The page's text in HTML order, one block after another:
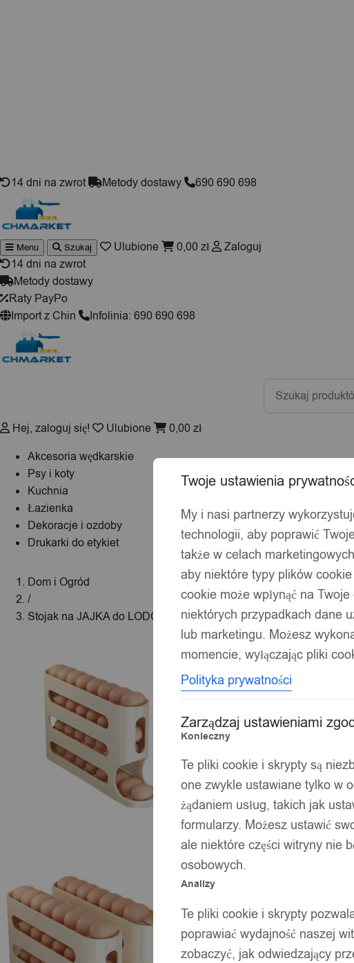
14 dni na zwrot Metody dostawy 690 690 698
Menu Szukaj Ulubione 0,00 zł
Zaloguj
14 dni na zwrot
Metody dostawy
Raty PayPo
Import z Chin
Infolinia: 690 690 698
Wyszukiwarka
produktów
Hej, zaloguj się! Ulubione 0,00 zł
Akcesoria wędkarskie
Psy i koty
Kuchnia
Łazienka
Dekoracje i ozdoby
Drukarki do etykiet
Dom i Ogród
/
Stojak na JAJKA do LODÓWKI DO PRZECHOWYWANIA JAJEK
Twoje ustawienia
My i nasi partnerzy
technologii, aby poprawić
także w celach
aby niektóre typy plików
cookie może wpłynąć na
niektórych przypadkach dane
lub marketingu. Możesz
momencie, wyłączając pliki
Polityka prywatności
Zarządzaj ustawieniami
Konieczny
Te pliki cookie i skrypty są
one zwykle ustawiane tylko w
żądaniem usług, takich jak
formularzy. Możesz ustawić
ale niektóre części witryny nie
osobowych.
Analizy
Te pliki cookie i skrypty
poprawiać wydajność naszej
zobaczyć, jak odwiedzający